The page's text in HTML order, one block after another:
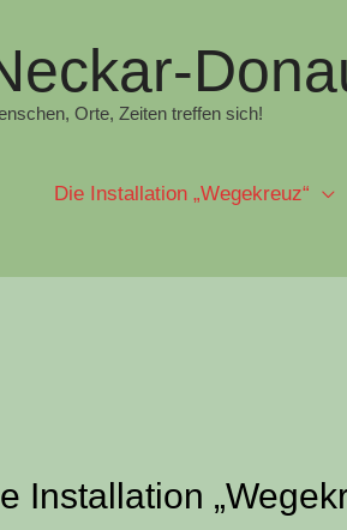
Orte, Zeiten treffen sich!
Die Installation „Wegekreuz“
Installation